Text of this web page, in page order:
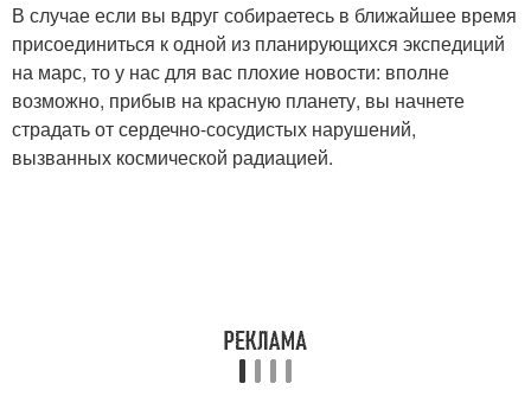
В случае если вы вдруг собираетесь в ближайшее время
присоединиться к одной из планирующихся экспедиций
на марс, то у нас для вас плохие новости: вполне
возможно, прибыв на красную планету, вы начнете
страдать от сердечно-сосудистых нарушений,
вызванных космической радиацией.